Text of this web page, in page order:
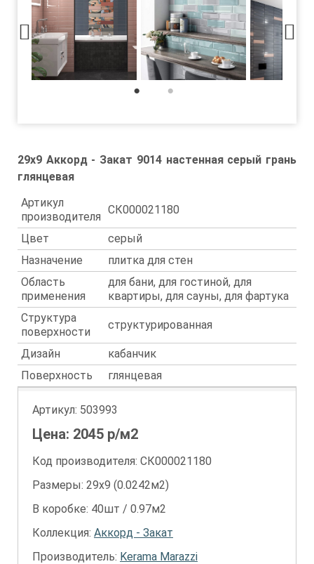
29x9 Аккорд - Закат 9014 настенная серый грань
глянцевая
Артикул
производителя
СК000021180
Цвет
серый
Назначение
плитка для стен
Область
применения
для бани, для гостиной, для
квартиры, для сауны, для фартука
Структура
поверхности
структурированная
Дизайн
кабанчик
Поверхность
глянцевая
Артикул: 503993
Цена: 2045 р/м2
Код производителя: СК000021180
Размеры: 29х9 (0.0242м2)
В коробке: 40шт / 0.97м2
Коллекция: Аккорд - Закат
Производитель: Kerama Marazzi